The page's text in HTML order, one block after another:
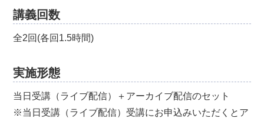
講義回数
全2回(各回1.5時間)
実施形態
当日受講（ライブ配信）＋アーカイブ配信のセット
※当日受講（ライブ配信）受講にお申込みいただくとア